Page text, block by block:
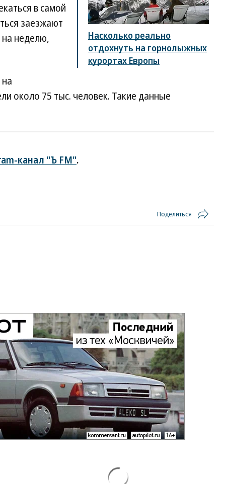
Насколько реально
отдохнуть на горнолыжных
курортах Европы
в самой
заезжают
на неделю,
около 75 тыс. человек. Такие данные
канал "Ъ FM".
Поделиться